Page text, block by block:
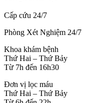
Cấp cứu 24/7
Phòng Xét Nghiệm 24/7
Khoa khám bệnh
Thứ Hai – Thứ Bảy
Từ 7h đến 16h30
Đơn vị lọc máu
Thứ Hai – Thứ Bảy